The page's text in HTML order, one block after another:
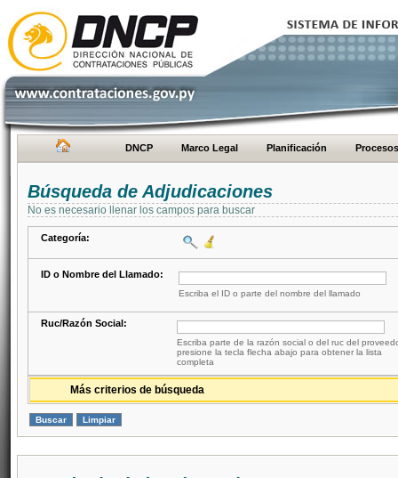
DNCP Marco Legal Planificación Procesos
Búsqueda de Adjudicaciones
No es necesario llenar los campos para buscar
Categoría:
ID o Nombre del Llamado:
Escriba el ID o parte del nombre del llamado
Ruc/Razón Social:
Escriba parte de la razón social o del ruc del
presione la tecla flecha abajo para obtener la lista
completa
Más criterios de búsqueda